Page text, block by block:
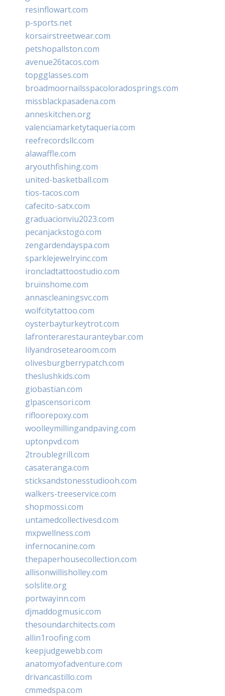
resinflowart.com
p-sports.net
korsairstreetwear.com
petshopallston.com
avenue26tacos.com
topgglasses.com
broadmoornailsspacoloradosprings.com
missblackpasadena.com
anneskitchen.org
valenciamarketytaqueria.com
reefrecordsllc.com
alawaffle.com
aryouthfishing.com
united-basketball.com
tios-tacos.com
cafecito-satx.com
graduacionviu2023.com
pecanjackstogo.com
zengardendayspa.com
sparklejewelryinc.com
ironcladtattoostudio.com
bruinshome.com
annascleaningsvc.com
wolfcitytattoo.com
oysterbayturkeytrot.com
lafronterarestauranteybar.com
lilyandrosetearoom.com
olivesburgberrypatch.com
theslushkids.com
giobastian.com
glpascensori.com
rifloorepoxy.com
woolleymillingandpaving.com
uptonpvd.com
2troublegrill.com
casateranga.com
sticksandstonesstudiooh.com
walkers-treeservice.com
shopmossi.com
untamedcollectivesd.com
mxpwellness.com
infernocanine.com
thepaperhousecollection.com
allisonwillisholley.com
solslite.org
portwayinn.com
djmaddogmusic.com
thesoundarchitects.com
allin1roofing.com
keepjudgewebb.com
anatomyofadventure.com
drivancastillo.com
cmmedspa.com